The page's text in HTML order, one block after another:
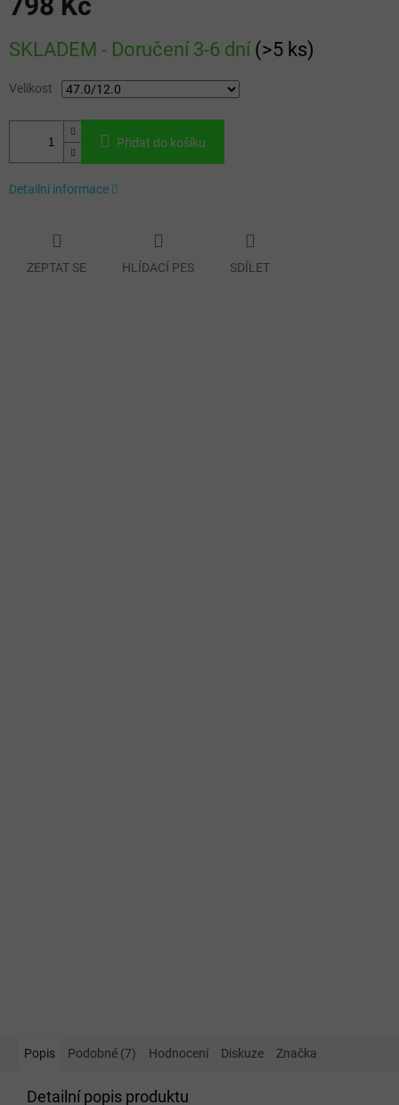
cena:
SKLADEM - Doručení 3-6 dní (>5 ks)
Velikost
Přidat do košíku
Detailní informace
ZEPTAT SE HLÍDACÍ PES SDÍLET
Popis Podobné (7) Hodnocení Diskuze Značka
Detailní popis produktu